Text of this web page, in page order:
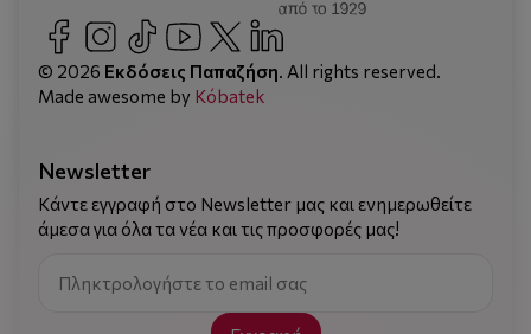
© 2026 Εκδόσεις Παπαζήση. All rights reserved.
Made awesome by Kόbatek
Newsletter
Κάντε εγγραφή στο Newsletter μας και ενημερωθείτε
άμεσα για όλα τα νέα και τις προσφορές μας!